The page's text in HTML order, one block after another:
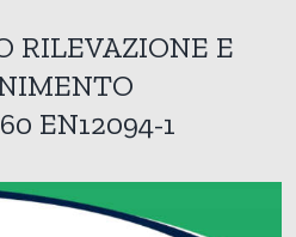
RILEVAZIONE E
EN12094-1